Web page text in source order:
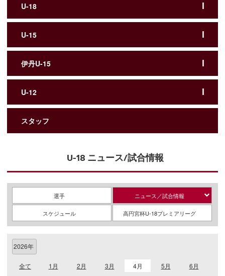
U-18
U-15
伊丹U-15
U-12
スタッフ
U-18 ニュース/試合情報
選手 ニュース／試合情報
スケジュール 高円宮杯U-18プレミアリーグ
全て 1月 2月 3月 4月 5月
6月